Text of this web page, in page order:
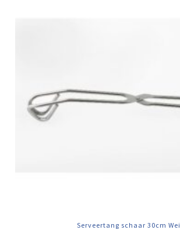
Serveertang schaar 30cm